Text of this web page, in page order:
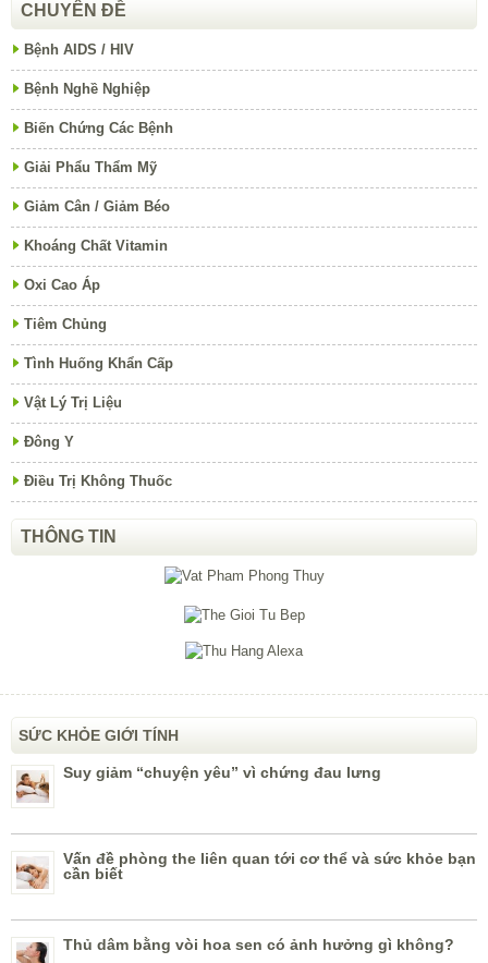
CHUYÊN ĐỀ
Bệnh AIDS / HIV
Bệnh Nghề Nghiệp
Biến Chứng Các Bệnh
Giải Phẩu Thẩm Mỹ
Giảm Cân / Giảm Béo
Khoáng Chất Vitamin
Oxi Cao Áp
Tiêm Chủng
Tình Huống Khẩn Cấp
Vật Lý Trị Liệu
Đông Y
Điều Trị Không Thuốc
THÔNG TIN
SỨC KHỎE GIỚI TÍNH
Suy giảm “chuyện yêu” vì chứng đau lưng
Vấn đề phòng the liên quan tới cơ thể và sức khỏe bạn
cần biết
Thủ dâm bằng vòi hoa sen có ảnh hưởng gì không?